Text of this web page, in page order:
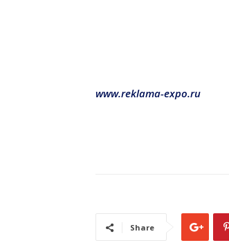
www.reklama-expo.ru
Share